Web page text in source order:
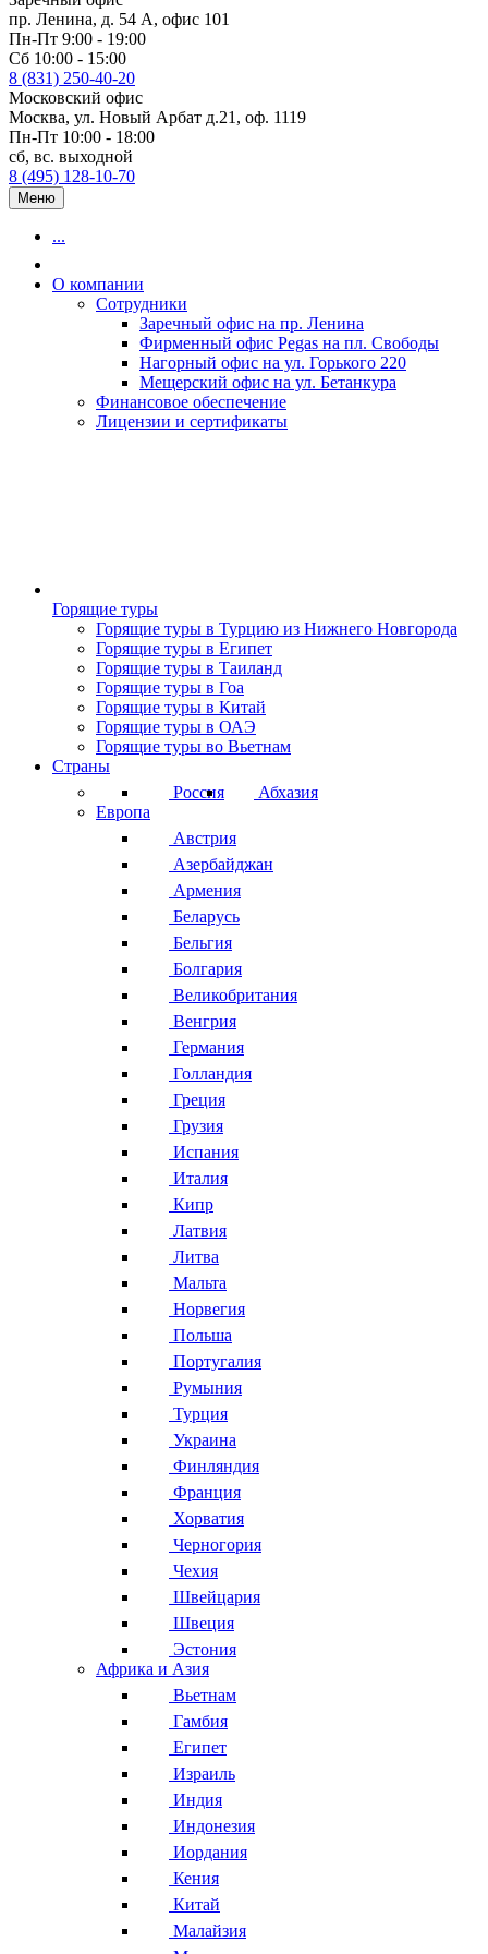
пр. Ленина, д. 54 А, офис 101
Пн-Пт 9:00 - 19:00
Сб 10:00 - 15:00
8 (831) 250-40-20
Московский офис
Москва, ул. Новый Арбат д.21, оф. 1119
Пн-Пт 10:00 - 18:00
сб, вс. выходной
8 (495) 128-10-70
Меню
...
О компании
Сотрудники
Заречный офис на пр. Ленина
Фирменный офис Pegas на пл. Свободы
Нагорный офис на ул. Горького 220
Мещерский офис на ул. Бетанкура
Финансовое обеспечение
Лицензии и сертификаты
Горящие туры
Горящие туры в Турцию из Нижнего Новгорода
Горящие туры в Египет
Горящие туры в Таиланд
Горящие туры в Гоа
Горящие туры в Китай
Горящие туры в ОАЭ
Горящие туры во Вьетнам
Страны
Россия
Абхазия
Европа
Австрия
Азербайджан
Армения
Беларусь
Бельгия
Болгария
Великобритания
Венгрия
Германия
Голландия
Греция
Грузия
Испания
Италия
Кипр
Латвия
Литва
Мальта
Норвегия
Польша
Португалия
Румыния
Турция
Украина
Финляндия
Франция
Хорватия
Черногория
Чехия
Швейцария
Швеция
Эстония
Африка и Азия
Вьетнам
Гамбия
Египет
Израиль
Индия
Индонезия
Иордания
Кения
Китай
Малайзия